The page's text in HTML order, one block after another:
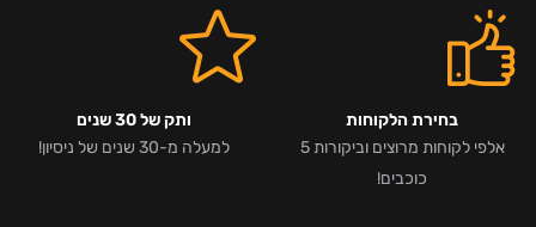
בחירת הלקוחות
אלפי לקוחות מרוצים וביקורות 5
כוכבים!
ותק של 30 שנים
למעלה מ-30 שנים של ניסיון!